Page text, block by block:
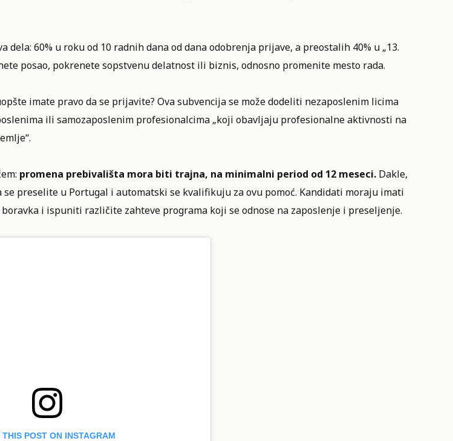
dela: 60% u roku od 10 radnih dana od dana odobrenja prijave, a preostalih 40% u „13.
posao, pokrenete sopstvenu delatnost ili biznis, odnosno promenite mesto rada.
imate pravo da se prijavite? Ova subvencija se može dodeliti nezaposlenim licima
ili samozaposlenim profesionalcima „koji obavljaju profesionalne aktivnosti na
promena prebivališta mora biti trajna, na minimalni period od 12 meseci. Dakle,
se preselite u Portugal i automatski se kvalifikuju za ovu pomoć. Kandidati moraju imati
i ispuniti različite zahteve programa koji se odnose na zaposlenje i preseljenje.
THIS POST ON INSTAGRAM